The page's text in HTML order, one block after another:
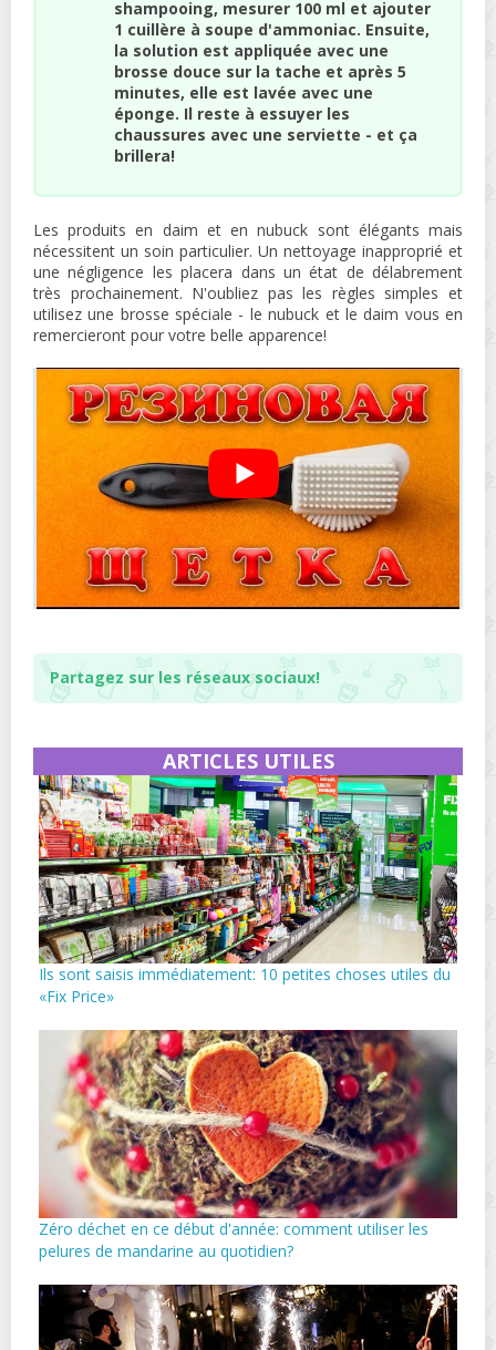
shampooing, mesurer 100 ml et ajouter
1 cuillère à soupe d'ammoniac. Ensuite,
la solution est appliquée avec une
brosse douce sur la tache et après 5
minutes, elle est lavée avec une
éponge. Il reste à essuyer les
chaussures avec une serviette - et ça
brillera!
Les produits en daim et en nubuck sont élégants mais
nécessitent un soin particulier. Un nettoyage inapproprié et
une négligence les placera dans un état de délabrement
très prochainement. N'oubliez pas les règles simples et
utilisez une brosse spéciale - le nubuck et le daim vous en
remercieront pour votre belle apparence!
Partagez sur les réseaux sociaux!
ARTICLES UTILES
Ils sont saisis immédiatement: 10 petites choses utiles du
«Fix Price»
Zéro déchet en ce début d'année: comment utiliser les
pelures de mandarine au quotidien?